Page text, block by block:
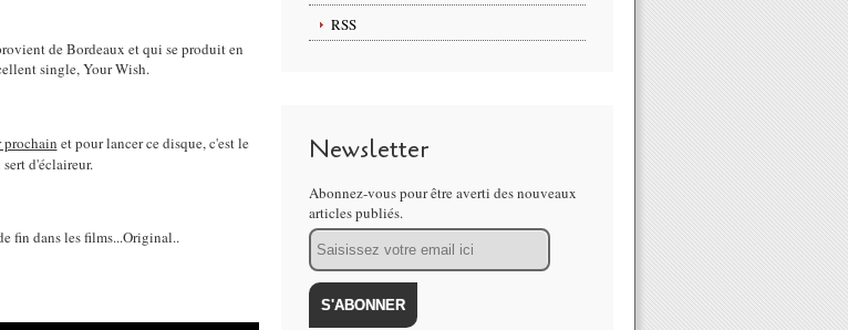
de Bordeaux et qui se produit en
single, Your Wish.
et pour lancer ce disque, c'est le
d'éclaireur.
fin dans les films...Original..
RSS
Newsletter
Abonnez-vous pour être averti des nouveaux
articles publiés.
Email